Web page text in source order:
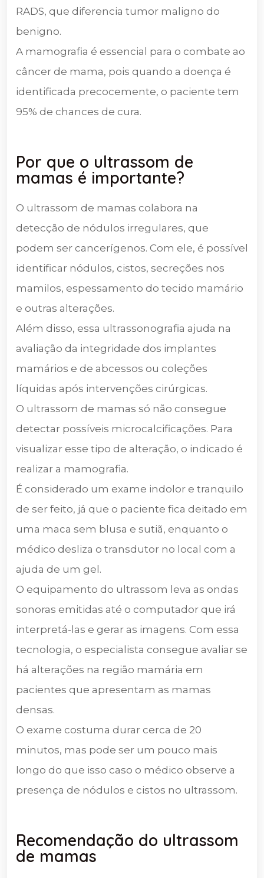
RADS, que diferencia tumor maligno do
benigno.
A mamografia é essencial para o combate ao
câncer de mama, pois quando a doença é
identificada precocemente, o paciente tem
95% de chances de cura.
Por que o ultrassom de
mamas é importante?
O ultrassom de mamas colabora na
detecção de nódulos irregulares, que
podem ser cancerígenos. Com ele, é possível
identificar nódulos, cistos, secreções nos
mamilos, espessamento do tecido mamário
e outras alterações.
Além disso, essa ultrassonografia ajuda na
avaliação da integridade dos implantes
mamários e de abcessos ou coleções
líquidas após intervenções cirúrgicas.
O ultrassom de mamas só não consegue
detectar possíveis microcalcificações. Para
visualizar esse tipo de alteração, o indicado é
realizar a mamografia.
É considerado um exame indolor e tranquilo
de ser feito, já que o paciente fica deitado em
uma maca sem blusa e sutiã, enquanto o
médico desliza o transdutor no local com a
ajuda de um gel.
O equipamento do ultrassom leva as ondas
sonoras emitidas até o computador que irá
interpretá-las e gerar as imagens. Com essa
tecnologia, o especialista consegue avaliar se
há alterações na região mamária em
pacientes que apresentam as mamas
densas.
O exame costuma durar cerca de 20
minutos, mas pode ser um pouco mais
longo do que isso caso o médico observe a
presença de nódulos e cistos no ultrassom.
Recomendação do ultrassom
de mamas